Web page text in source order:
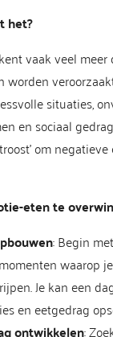
het?
vaak veel
worden
situaties,
en sociaal
om
eten te
: Begin
waarop
Je kan een
en eetgedrag
ontwikkelen: